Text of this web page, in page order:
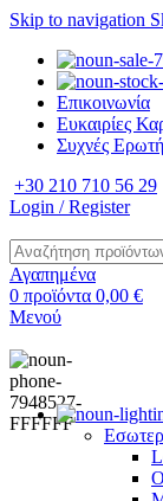
Skip to navigation
Επικοινωνία
Ευκαιρίες
Συχνές
+30 210 710 56 29
Login / Register
Αγαπημένα
0 προϊόντα 0,00 €
Μενού